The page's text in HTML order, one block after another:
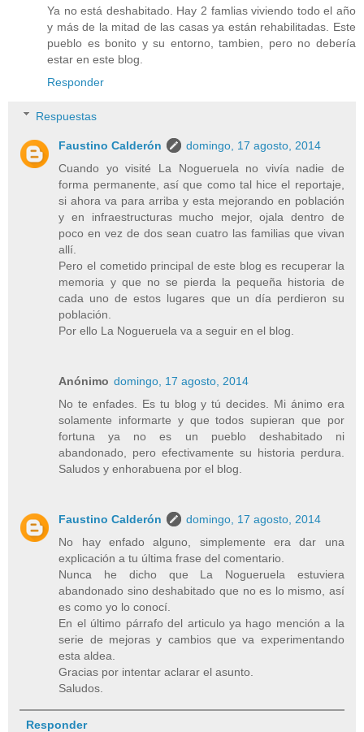
Ya no está deshabitado. Hay 2 famlias viviendo todo el año
y más de la mitad de las casas ya están rehabilitadas. Este
pueblo es bonito y su entorno, tambien, pero no debería
estar en este blog.
Responder
Respuestas
Faustino Calderón
domingo, 17 agosto, 2014
Cuando yo visité La Nogueruela no vivía nadie de
forma permanente, así que como tal hice el reportaje,
si ahora va para arriba y esta mejorando en población
y en infraestructuras mucho mejor, ojala dentro de
poco en vez de dos sean cuatro las familias que vivan
allí.
Pero el cometido principal de este blog es recuperar la
memoria y que no se pierda la pequeña historia de
cada uno de estos lugares que un día perdieron su
población.
Por ello La Nogueruela va a seguir en el blog.
Anónimo domingo, 17 agosto, 2014
No te enfades. Es tu blog y tú decides. Mi ánimo era
solamente informarte y que todos supieran que por
fortuna ya no es un pueblo deshabitado ni
abandonado, pero efectivamente su historia perdura.
Saludos y enhorabuena por el blog.
Faustino Calderón
domingo, 17 agosto, 2014
No hay enfado alguno, simplemente era dar una
explicación a tu última frase del comentario.
Nunca he dicho que La Nogueruela estuviera
abandonado sino deshabitado que no es lo mismo, así
es como yo lo conocí.
En el último párrafo del articulo ya hago mención a la
serie de mejoras y cambios que va experimentando
esta aldea.
Gracias por intentar aclarar el asunto.
Saludos.
Responder